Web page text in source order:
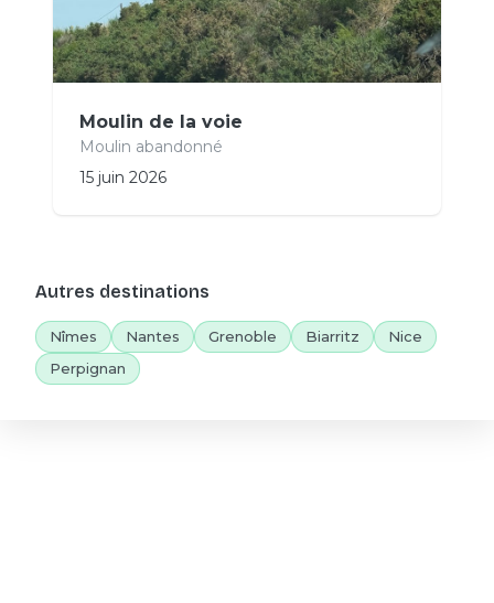
Moulin de la voie
Moulin abandonné
15 juin 2026
Autres destinations
Nîmes Nantes Grenoble Biarritz
Nice
Perpignan